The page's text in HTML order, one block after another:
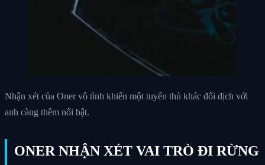
Nhận xét của Oner vô tình khiến một tuyển thủ khác đối địch với
anh càng thêm nổi bật.
ONER NHẬN XÉT VAI TRÒ ĐI RỪNG